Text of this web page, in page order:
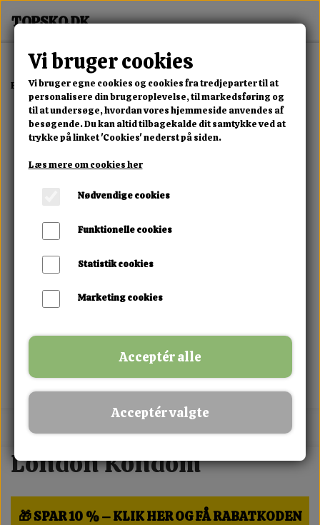
Forside Erotisk Kollektion Alle Produkter London Kondom
MIX FRIT · KØB 3 BETAL FOR 2
London Kondom
🎁 SPAR 10 % – KLIK HER OG FÅ RABATKODEN
Vi bruger cookies
Vi bruger egne cookies og cookies fra tredjeparter til at
personalisere din brugeroplevelse, til markedsføring og
til at undersøge, hvordan vores hjemmeside anvendes af
besøgende. Du kan altid tilbagekalde dit samtykke ved at
trykke på linket 'Cookies' nederst på siden.
Læs mere om cookies her
Nødvendige cookies
Funktionelle cookies
Statistik cookies
Marketing cookies
Acceptér alle
Acceptér valgte